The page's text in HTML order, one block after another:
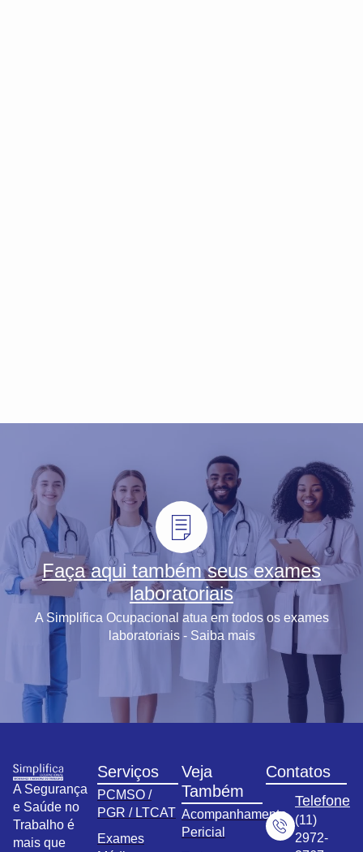
Faça aqui também seus exames
laboratoriais
A Simplifica Ocupacional atua em todos os exames
laboratoriais - Saiba mais
A Segurança
e Saúde no
Trabalho é
mais que
Serviços
PCMSO /
PGR / LTCAT
Exames
Veja
Também
Acompanhamento
Pericial
Contatos
Telefone
(11)
2972-